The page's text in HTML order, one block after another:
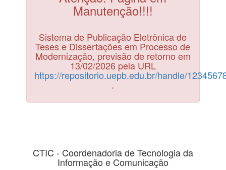
Manutenção!!!!
Sistema de Publicação Eletrônica de
Teses e Dissertações em Processo de
Modernização, previsão de retorno em
13/02/2026 pela URL
https://repositorio.uepb.edu.br/handle/
.
CTIC - Coordenadoria de Tecnologia da
Informação e Comunicação